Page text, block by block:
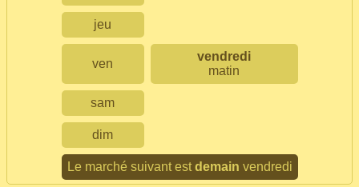
jeu
ven
vendredi
matin
sam
dim
Le marché suivant estdemain vendredi